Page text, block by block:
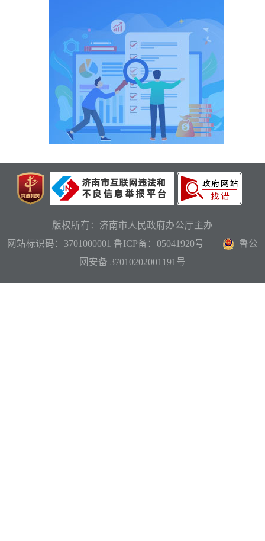
版权所有：济南市人民政府办公厅主办
网站标识码：3701000001 鲁ICP备：05041920号
鲁公
网安备 37010202001191号